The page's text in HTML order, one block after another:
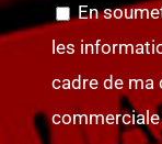
En
les
cadre de ma